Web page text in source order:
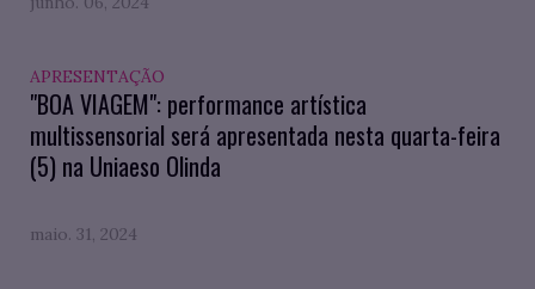
APRESENTAÇÃO
"BOA VIAGEM": performance artística
multissensorial será apresentada nesta quarta-feira
(5) na Uniaeso Olinda
maio. 31, 2024